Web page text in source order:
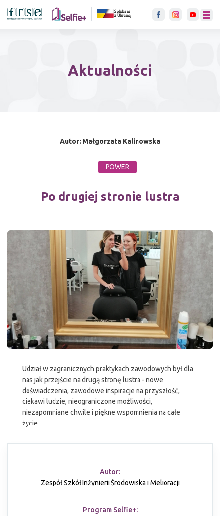
link otwiera się w nowje
menu
Aktualności
Autor: Małgorzata Kalinowska
POWER
Po drugiej stronie lustra
Udział w zagranicznych praktykach zawodowych był dla
nas jak przejście na drugą stronę lustra - nowe
doświadczenia, zawodowe inspiracje na przyszłość,
ciekawi ludzie, nieograniczone możliwości,
niezapomniane chwile i piękne wspomnienia na całe
życie.
Autor:
Zespół Szkół Inżynierii Środowiska i Melioracji
Program Selfie+: